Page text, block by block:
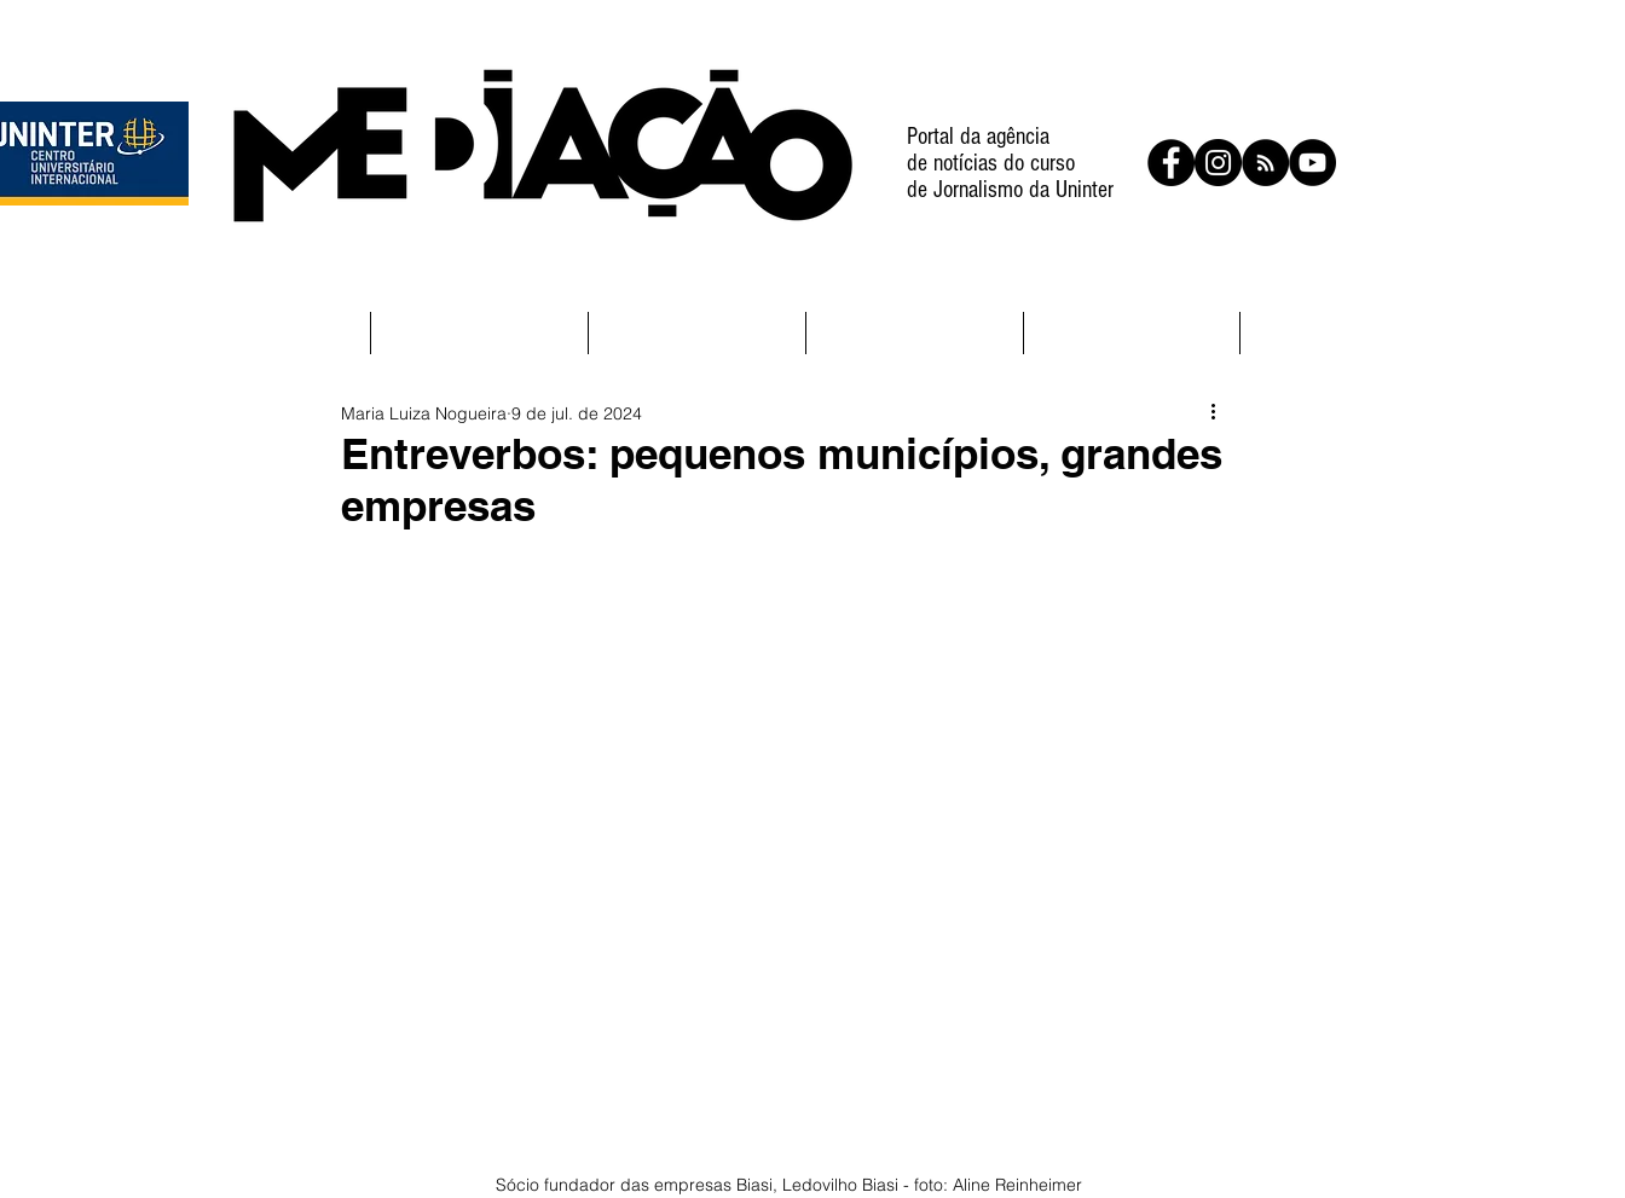
Portal da agência
de notícias do curso
de Jornalismo da Uninter
Entreverbos: pequenos municípios, grandes
empresas
Maria Luiza Nogueira 9 de jul. de 2024
Sócio fundador das empresas Biasi, Ledovilho Biasi - foto: Aline Reinheimer